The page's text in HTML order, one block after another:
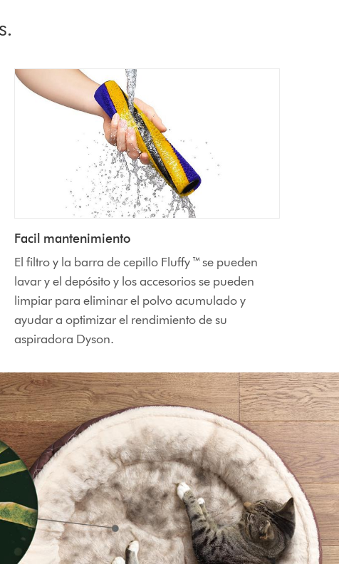
Facil mantenimiento
El filtro y la barra de cepillo Fluffy ™ se pueden
lavar y el depósito y los accesorios se pueden
limpiar para eliminar el polvo acumulado y
ayudar a optimizar el rendimiento de su
aspiradora Dyson.